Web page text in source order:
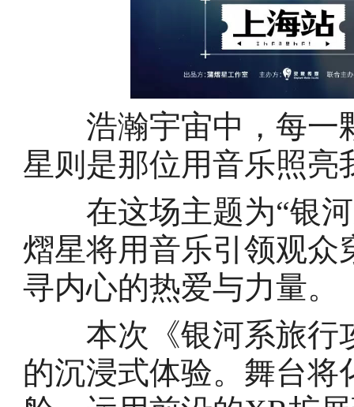
浩瀚宇宙中，每一
星则是那位用音乐照亮
在这场主题为“银河
熠星将用音乐引领观众
寻内心的热爱与力量。
本次《银河系旅行
的沉浸式体验。舞台